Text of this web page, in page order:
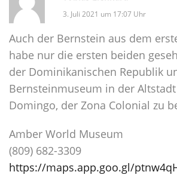
3. Juli 2021 um 17:07 Uhr
Auch der Bernstein aus dem
habe nur die ersten beiden
der Dominikanischen Republik
Bernsteinmuseum in der
Domingo, der Zona Colonial zu
Amber World Museum
(809) 682-3309
https://maps.app.goo.gl/